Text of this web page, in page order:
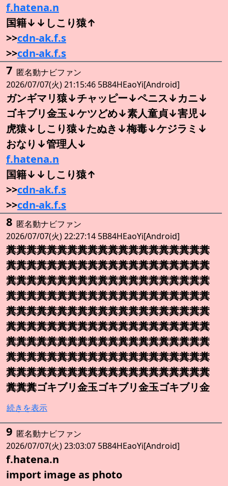
f.hatena.n
国籍↓↓しこり猿↑
>>cdn-ak.f.s
>>cdn-ak.f.s
7 匿名動ナビファン
2026/07/07(火) 21:15:46 5B84HEaoYi[Android]
ガンギマリ猿↓チャッピー↓ペニス↓カニ↓
ゴキブリ金玉↓ケツどめ↓素人童貞↓害児↓
虎猿↓しこり猿↓たぬき↓梅毒↓ケジラミ↓
おなり↓管理人↓
f.hatena.n
国籍↓↓しこり猿↑
>>cdn-ak.f.s
>>cdn-ak.f.s
8 匿名動ナビファン
2026/07/07(火) 22:27:14 5B84HEaoYi[Android]
糞糞糞糞糞糞糞糞糞糞糞糞糞糞糞糞糞糞糞糞
糞糞糞糞糞糞糞糞糞糞糞糞糞糞糞糞糞糞糞糞
糞糞糞糞糞糞糞糞糞糞糞糞糞糞糞糞糞糞糞糞
糞糞糞糞糞糞糞糞糞糞糞糞糞糞糞糞糞糞糞糞
糞糞糞糞糞糞糞糞糞糞糞糞糞糞糞糞糞糞糞糞
糞糞糞糞糞糞糞糞糞糞糞糞糞糞糞糞糞糞糞糞
糞糞糞糞糞糞糞糞糞糞糞糞糞糞糞糞糞糞糞糞
糞糞糞糞糞糞糞糞糞糞糞糞糞糞糞糞糞糞糞糞
糞糞糞糞糞糞糞糞糞糞糞糞糞糞糞糞糞糞糞糞
糞糞糞ゴキブリ金玉ゴキブリ金玉ゴキブリ金
続きを表示
9 匿名動ナビファン
2026/07/07(火) 23:03:07 5B84HEaoYi[Android]
f.hatena.n
import image as photo